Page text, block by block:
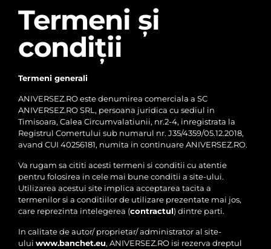
Termeni și
condiții
Termeni generali
ANIVERSEZ.RO este denumirea comerciala a SC
ANIVERSEZ.RO SRL, persoana juridica cu sediul in
Timisoara, Calea Circumvalatiunii, nr.2-4, inregistrata la
Registrul Comertului sub numarul nr. J35/4359/05.12.2018,
avand CUI 40256181, numita in continuare ANIVERSEZ.RO.
Va rugam sa cititi acesti termeni si conditii cu atentie
pentru folosirea in cele mai bune conditii a site-ului.
Utilizarea acestui site implica acceptarea tacita a
termenilor si a conditiilor de utilizare prezentate mai jos,
care reprezinta intelegerea (contractul) dintre parti.
In calitate de autor/ proprietar/ administrator al site-
ului www.banchet.eu, ANIVERSEZ.RO isi rezerva dreptul